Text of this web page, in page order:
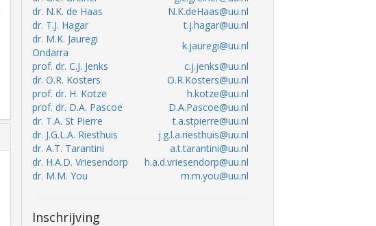
dr. N.K. de Haas
N.K.deHaas@uu.nl
dr. T.J. Hagar
t.j.hagar@uu.nl
dr. M.K. Jauregi
Ondarra
k.jauregi@uu.nl
prof. dr. C.J. Jenks
c.j.jenks@uu.nl
dr. O.R. Kosters
O.R.Kosters@uu.nl
prof. dr. H. Kotze
h.kotze@uu.nl
prof. dr. D.A. Pascoe
D.A.Pascoe@uu.nl
dr. T.A. St Pierre
t.a.stpierre@uu.nl
dr. J.G.L.A. Riesthuis
j.g.l.a.riesthuis@uu.nl
dr. A.T. Tarantini
a.t.tarantini@uu.nl
dr. H.A.D. Vriesendorp
h.a.d.vriesendorp@uu.nl
dr. M.M. You
m.m.you@uu.nl
Inschrijving